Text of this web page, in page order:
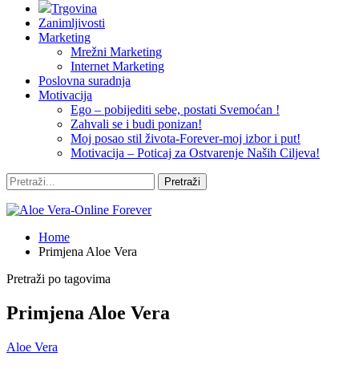
Trgovina
Zanimljivosti
Marketing
Mrežni Marketing
Internet Marketing
Poslovna suradnja
Motivacija
Ego – pobijediti sebe, postati Svemoćan !
Zahvali se i budi ponizan!
Moj posao stil života-Forever-moj izbor i put!
Motivacija – Poticaj za Ostvarenje Naših Ciljeva!
Home
Primjena Aloe Vera
Pretraži po tagovima
Primjena Aloe Vera
Aloe Vera